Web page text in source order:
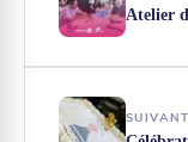
Atelier
SUIVANT